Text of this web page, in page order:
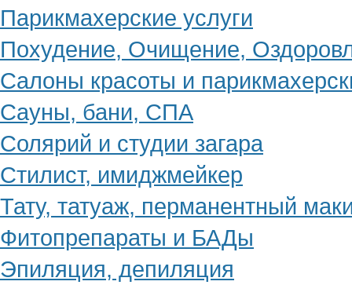
Парикмахерские услуги
Похудение, Очищение,
Салоны красоты и
Сауны, бани, СПА
Солярий и студии загара
Стилист, имиджмейкер
Тату, татуаж, перманентный
Фитопрепараты и БАДы
Эпиляция, депиляция